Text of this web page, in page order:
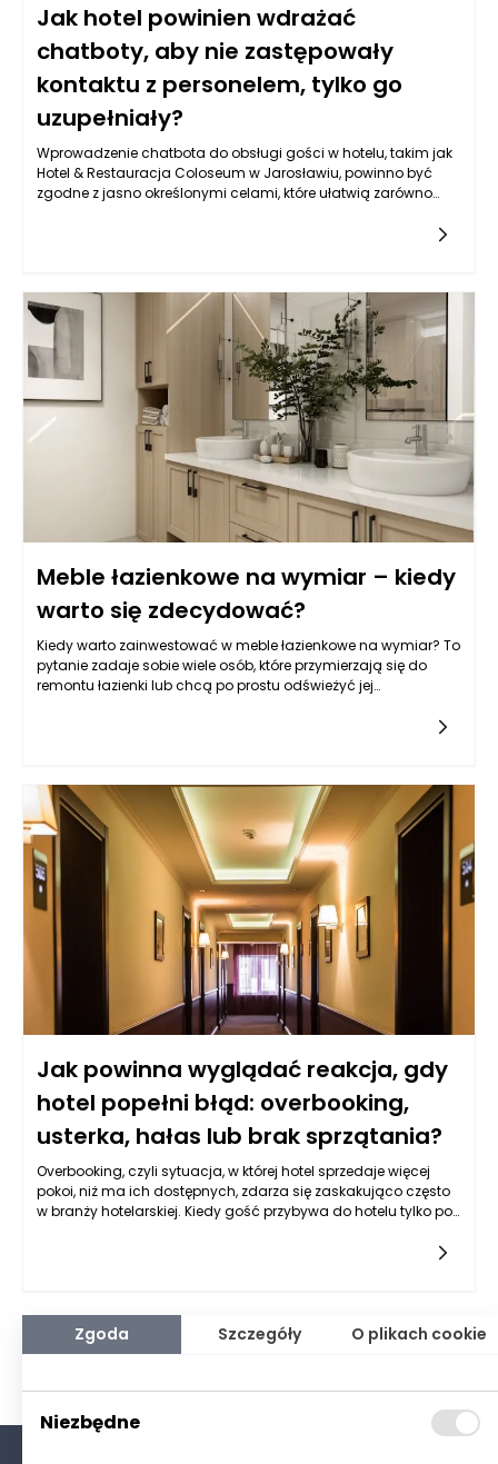
Jak hotel powinien wdrażać
chatboty, aby nie zastępowały
kontaktu z personelem, tylko go
uzupełniały?
Wprowadzenie chatbota do obsługi gości w hotelu, takim jak
Hotel & Restauracja Coloseum w Jarosławiu, powinno być
zgodne z jasno określonymi celami, które ułatwią zarówno
zwiększenie dostępności informacji oraz możliwości interakcji.
pokoi, menu czy atrakcji w okolicy. Warto, aby jego działanie
nie ograniczało się jedynie do udzielania odpowiedzi na
często zadawane pytania. Powinien także potrafić skierować
gości do odpowiednich osób w zespole, gdy konkretne
zapytania wymagają interwencji człowieka. Obiekt w
Jarosławiu, ze swoim eleganckim designem i szeroką ofertą,
ma szansę na zbudowanie silniejszych relacji z klientami
dzięki większej efektywności obsługi.
Meble łazienkowe na wymiar – kiedy
warto się zdecydować?
Kiedy warto zainwestować w meble łazienkowe na wymiar? To
pytanie zadaje sobie wiele osób, które przymierzają się do
remontu łazienki lub chcą po prostu odświeżyć jej
pasować do wystroju lub nie wykorzystać w pełni dostępnej
przestrzeni. Meble łazienkowe na wymiar oferują elastyczność
oraz możliwość maksymalizacji każdego centymetra
kwadratowego, co w przypadku małych łazienek jest niezwykle
istotne. Takie podejście pozwala stworzyć funkcjonalne i
estetyczne miejsce, które idealnie odpowiada twoim
potrzebom.
Jak powinna wyglądać reakcja, gdy
hotel popełni błąd: overbooking,
usterka, hałas lub brak sprzątania?
Overbooking, czyli sytuacja, w której hotel sprzedaje więcej
pokoi, niż ma ich dostępnych, zdarza się zaskakująco często
w branży hotelarskiej. Kiedy gość przybywa do hotelu tylko po
personel recepcji powinien podjąć próbę zrozumienia sytuacji
i przeprosić za zaistniałą niedogodność. Ważne jest, aby
klienci czuli się doceniani. Hotel powinien w pierwszej
obiekcie, który będzie odpowiadał standardom gościa.
Dodatkowo, hotel może zaoferować rekompensatę w postaci
darmowych posiłków, zniżki na przyszły pobyt lub innej formy
Zgoda Szczegóły O plikach cookie
Niezbędne